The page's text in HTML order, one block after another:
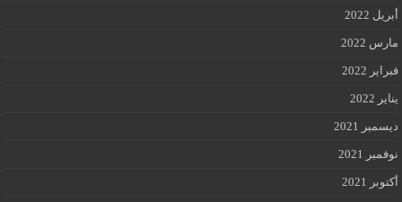
أبريل 2022
مارس 2022
فبراير 2022
يناير 2022
ديسمبر 2021
نوفمبر 2021
أكتوبر 2021